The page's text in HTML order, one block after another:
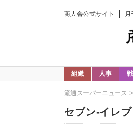
商人舎公式サイト 月
組織 人事
流通スーパーニュース >
セブン-イレ